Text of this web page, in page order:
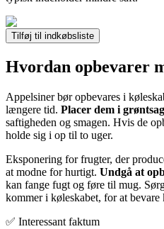
Tilføj til indkøbsliste
Hvordan opbevarer
Appelsiner bør opbevares i
længere tid. Placer dem i
saftigheden og smagen. Hvis de
holde sig i op til to uger.
Eksponering for frugter, der
at modne for hurtigt. Undgå at
kan fange fugt og føre til mug.
kommer i køleskabet, for at bevare
✅ Interessant faktum